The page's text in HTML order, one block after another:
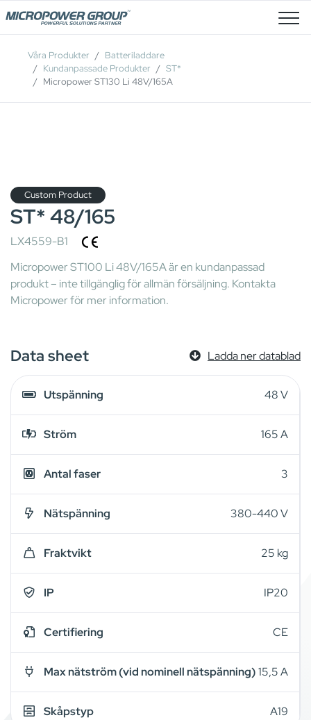
Lediga Tjänster
Våra Produkter
Batteriladdare
Kundanpassade Produkter
ST*
Micropower ST130 Li 48V/165A
Custom Product
ST* 48/165
LX4559-B1
Micropower ST100 Li 48V/165A är en kundanpassad
produkt – inte tillgänglig för allmän försäljning. Kontakta
Micropower för mer information.
Data sheet Ladda ner datablad
Utspänning 48 V
Ström 165 A
Antal faser 3
Nätspänning 380-440 V
Fraktvikt 25 kg
IP IP20
Certifiering CE
Max nätström (vid nominell nätspänning)15,5 A
Skåpstyp A19